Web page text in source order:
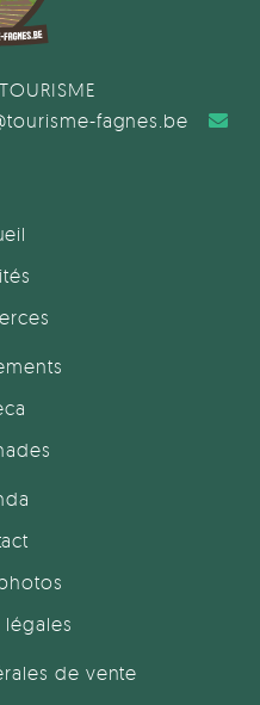
fagnes.be
de vente